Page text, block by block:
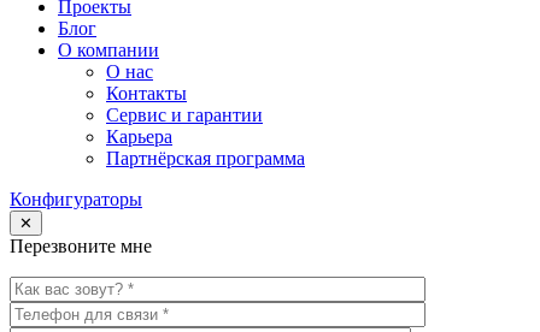
Проекты
Блог
О компании
О нас
Контакты
Сервис и гарантии
Карьера
Партнёрская программа
Конфигураторы
✕
Перезвоните мне